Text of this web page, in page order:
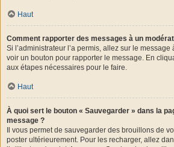
Haut
Comment rapporter des messages à un
Si l’administrateur l’a permis, allez sur le
voir un bouton pour rapporter le message. En
aux étapes nécessaires pour le faire.
Haut
À quoi sert le bouton « Sauvegarder » dans la
message ?
Il vous permet de sauvegarder des brouillons de
poster ultérieurement. Pour les recharger, allez